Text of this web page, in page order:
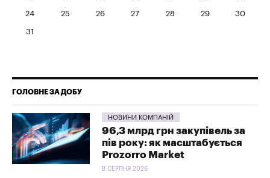
24 25 26 27 28 29 30
31
ГОЛОВНЕ ЗА ДОБУ
НОВИНИ КОМПАНІЙ
96,3 млрд грн закупівель за
пів року: як масштабується
Prozorro Market
8 СЕРПНЯ 2026